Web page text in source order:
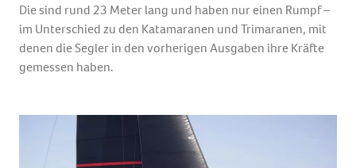
Die sind rund 23 Meter lang und haben nur einen Rumpf –
im Unterschied zu den Katamaranen und Trimaranen, mit
denen die Segler in den vorherigen Ausgaben ihre Kräfte
gemessen haben.